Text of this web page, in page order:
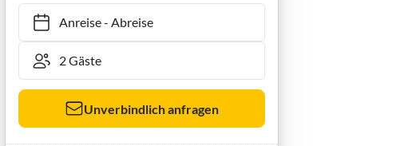
Anreise- Abreise
Unverbindlich anfragen